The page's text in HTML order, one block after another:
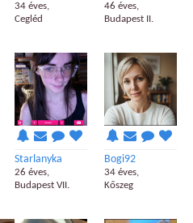
34 éves,
Cegléd
46 éves,
Budapest II.
Starlanyka
26 éves,
Budapest VII.
Bogi92
34 éves,
Kőszeg